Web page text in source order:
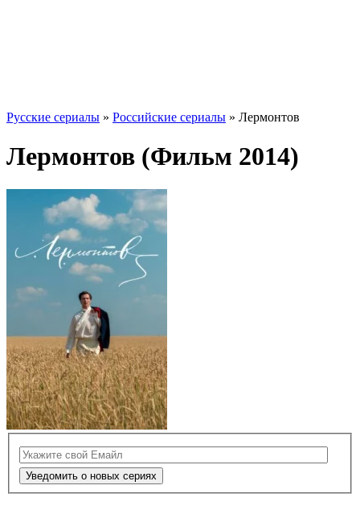
Русские сериалы » Российские сериалы » Лермонтов
Лермонтов (Фильм 2014)
Уведомить о новых сериях